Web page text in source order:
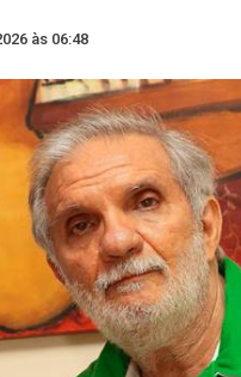
às 06:48